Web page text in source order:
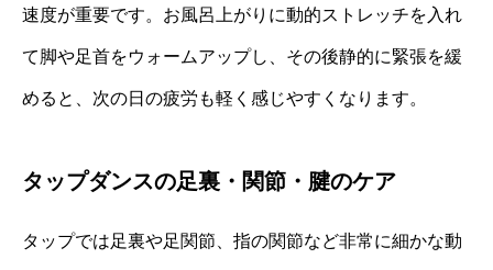
速度が重要です。お風呂上がりに動的ストレッチを入れ
て脚や足首をウォームアップし、その後静的に緊張を緩
めると、次の日の疲労も軽く感じやすくなります。
タップダンスの足裏・関節・腱のケア
タップでは足裏や足関節、指の関節など非常に細かな動